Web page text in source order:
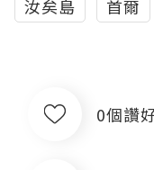
汝矣島 首爾
0個讚